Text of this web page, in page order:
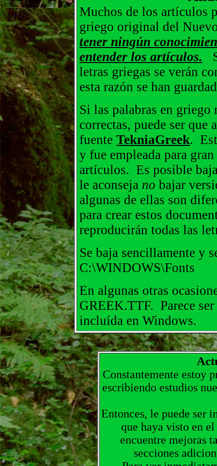
Muchos de los artículos
griego original del
tener ningún
entender los artículos.
letras griegas se verán
esta razón se han
Si las palabras en griego
correctas, puede ser que
fuente TekniaGreek.
y fue empleada para
artículos. Es posible
le aconseja no bajar
algunas de ellas son
para crear estos
reproducirán todas las
Se baja sencillamente y
C:\WINDOWS\Fonts
En algunas otras
GREEK.TTF. Parece ser
incluída en Windows.
Constantemente estoy
escribiendo estudios
Entonces, le puede ser
que haya visto en el
encuentre mejoras
secciones